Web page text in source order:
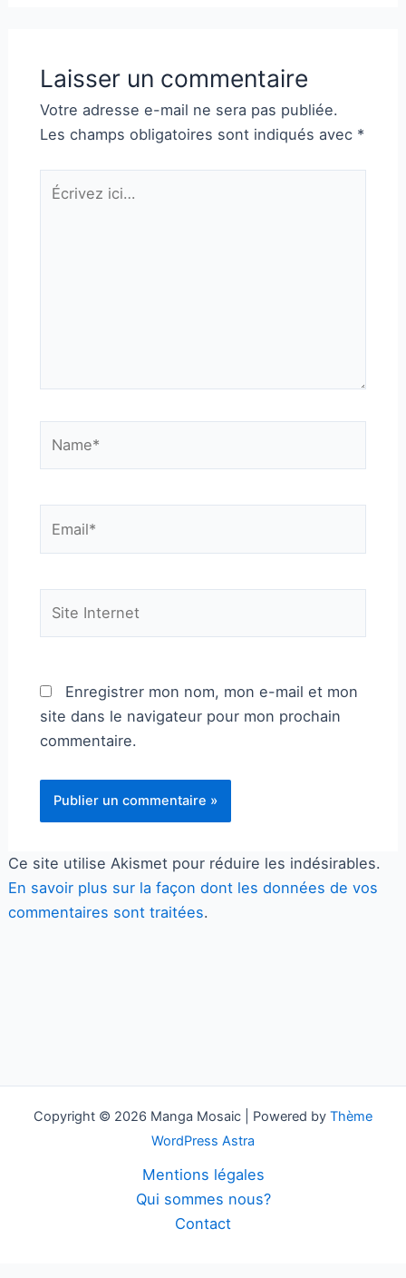
Laisser un commentaire
Votre adresse e-mail ne sera pas publiée.
Les champs obligatoires sont indiqués avec *
Écrivez
ici…
Internet
Enregistrer mon nom, mon e-mail et mon
site dans le navigateur pour mon prochain
commentaire.
Ce site utilise Akismet pour réduire les indésirables.
En savoir plus sur la façon dont les données de vos
commentaires sont traitées.
Copyright © 2026 Manga Mosaic | Powered by Thème
WordPress Astra
Mentions légales
Qui sommes nous?
Contact